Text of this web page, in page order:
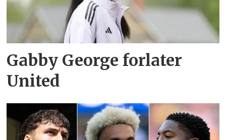
Gabby George forlater
United